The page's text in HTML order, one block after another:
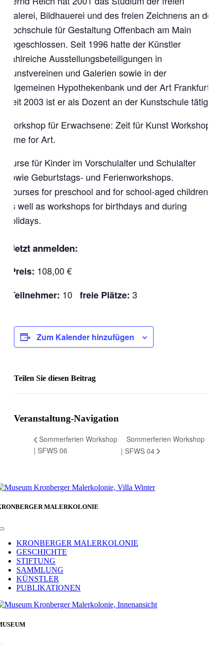
Malerei, Bildhauerei und des freien Zeichnens an der
Hochschule für Gestaltung Offenbach am Main
abgeschlossen. Seit 1996 hatte der Künstler
zahlreiche Ausstellungsbeteiligungen in
Kunstvereinen und Galerien sowie in der
Allgemeinen Hypothekenbank und der Art Frankfurt.
Seit 2003 ist er als Dozent an der Kunstschule tätig.
Workshop für Erwachsene: Zeit für Kunst Workshop.
Time for Art.
Kurse für Kinder im Vorschulalter und Schulalter
sowie Geburtstags- und Ferienworkshops.
Courses for preschool and for school-aged children
as well as workshops for birthdays and during
holidays.
Jetzt anmelden:
Preis: 108,00 €
Teilnehmer: 10freie Plätze: 3
Zum Kalender hinzufügen
Teilen Sie diesen Beitrag
Veranstaltung-Navigation
Sommerferien Workshop
| SFWS 06
Sommerferien Workshop
| SFWS 04
MALERKOLONIE
Toggle
NavigationKRONBERGER MALERKOLONIE
GESCHICHTE
STIFTUNG
SAMMLUNG
KÜNSTLER
PUBLIKATIONEN